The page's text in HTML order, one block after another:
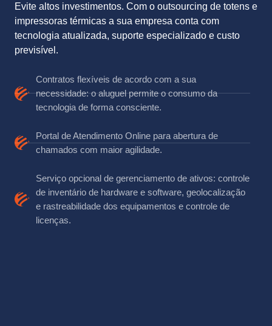
Evite altos investimentos. Com o outsourcing de totens e
impressoras térmicas a sua empresa conta com
tecnologia atualizada, suporte especializado e custo
previsível.
Contratos flexíveis de acordo com a sua
necessidade: o aluguel permite o consumo da
tecnologia de forma consciente.
Portal de Atendimento Online para abertura de
chamados com maior agilidade.
Serviço opcional de gerenciamento de ativos: controle
de inventário de hardware e software, geolocalização
e rastreabilidade dos equipamentos e controle de
licenças.